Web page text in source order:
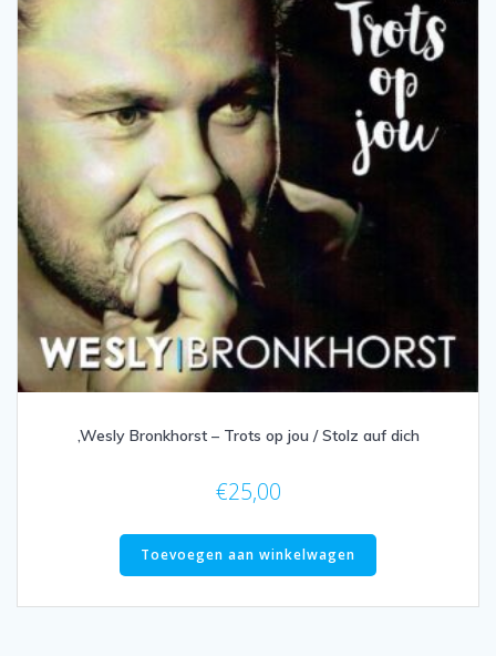
,Wesly Bronkhorst – Trots op jou / Stolz auf dich
€25,00
Toevoegen aan winkelwagen